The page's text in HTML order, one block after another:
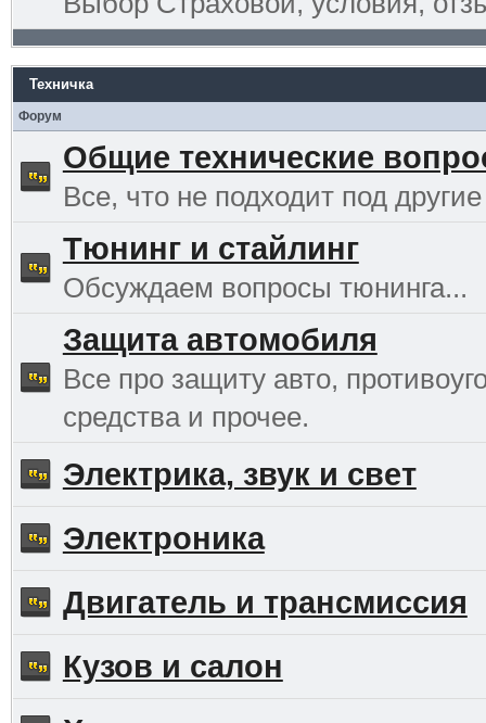
Техничка
Форум
Общие технические
Все, что не подходит под другие
Тюнинг и стайлинг
Обсуждаем вопросы тюнинга...
Защита автомобиля
Все про защиту авто,
средства и прочее.
Электрика, звук и свет
Электроника
Двигатель и трансмиссия
Кузов и салон